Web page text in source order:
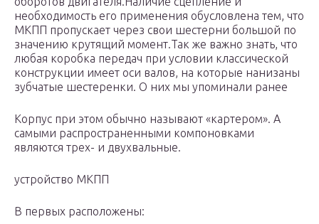
необходимость его применения обусловлена тем, что
МКПП пропускает через свои шестерни большой по
значению крутящий момент.Так же важно знать, что
любая коробка передач при условии классической
конструкции имеет оси валов, на которые нанизаны
зубчатые шестеренки. О них мы упоминали ранее
Корпус при этом обычно называют «картером». А
самыми распространенными компоновками
являются трех- и двухвальные.
устройство МКПП
В первых расположены: